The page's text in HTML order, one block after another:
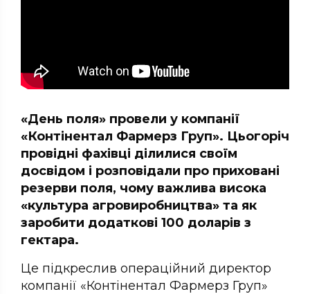
«День поля» провели у компанії
«Контінентал Фармерз Груп». Цьогоріч
провідні фахівці ділилися своїм
досвідом і розповідали про приховані
резерви поля, чому важлива висока
«культура агровиробництва» та як
заробити додаткові 100 доларів з
гектара.
Це підкреслив операційний директор
компанії «Контінентал Фармерз Груп»